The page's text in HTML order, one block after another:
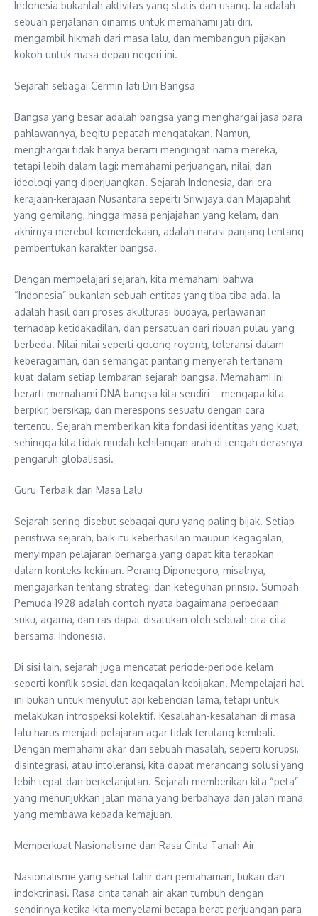
Indonesia bukanlah aktivitas yang statis dan usang. Ia adalah
sebuah perjalanan dinamis untuk memahami jati diri,
mengambil hikmah dari masa lalu, dan membangun pijakan
kokoh untuk masa depan negeri ini.
Sejarah sebagai Cermin Jati Diri Bangsa
Bangsa yang besar adalah bangsa yang menghargai jasa para
pahlawannya, begitu pepatah mengatakan. Namun,
menghargai tidak hanya berarti mengingat nama mereka,
tetapi lebih dalam lagi: memahami perjuangan, nilai, dan
ideologi yang diperjuangkan. Sejarah Indonesia, dari era
kerajaan-kerajaan Nusantara seperti Sriwijaya dan Majapahit
yang gemilang, hingga masa penjajahan yang kelam, dan
akhirnya merebut kemerdekaan, adalah narasi panjang tentang
pembentukan karakter bangsa.
Dengan mempelajari sejarah, kita memahami bahwa
“Indonesia” bukanlah sebuah entitas yang tiba-tiba ada. Ia
adalah hasil dari proses akulturasi budaya, perlawanan
terhadap ketidakadilan, dan persatuan dari ribuan pulau yang
berbeda. Nilai-nilai seperti gotong royong, toleransi dalam
keberagaman, dan semangat pantang menyerah tertanam
kuat dalam setiap lembaran sejarah bangsa. Memahami ini
berarti memahami DNA bangsa kita sendiri—mengapa kita
berpikir, bersikap, dan merespons sesuatu dengan cara
tertentu. Sejarah memberikan kita fondasi identitas yang kuat,
sehingga kita tidak mudah kehilangan arah di tengah derasnya
pengaruh globalisasi.
Guru Terbaik dari Masa Lalu
Sejarah sering disebut sebagai guru yang paling bijak. Setiap
peristiwa sejarah, baik itu keberhasilan maupun kegagalan,
menyimpan pelajaran berharga yang dapat kita terapkan
dalam konteks kekinian. Perang Diponegoro, misalnya,
mengajarkan tentang strategi dan keteguhan prinsip. Sumpah
Pemuda 1928 adalah contoh nyata bagaimana perbedaan
suku, agama, dan ras dapat disatukan oleh sebuah cita-cita
bersama: Indonesia.
Di sisi lain, sejarah juga mencatat periode-periode kelam
seperti konflik sosial dan kegagalan kebijakan. Mempelajari hal
ini bukan untuk menyulut api kebencian lama, tetapi untuk
melakukan introspeksi kolektif. Kesalahan-kesalahan di masa
lalu harus menjadi pelajaran agar tidak terulang kembali.
Dengan memahami akar dari sebuah masalah, seperti korupsi,
disintegrasi, atau intoleransi, kita dapat merancang solusi yang
lebih tepat dan berkelanjutan. Sejarah memberikan kita “peta”
yang menunjukkan jalan mana yang berbahaya dan jalan mana
yang membawa kepada kemajuan.
Memperkuat Nasionalisme dan Rasa Cinta Tanah Air
Nasionalisme yang sehat lahir dari pemahaman, bukan dari
indoktrinasi. Rasa cinta tanah air akan tumbuh dengan
sendirinya ketika kita menyelami betapa berat perjuangan para